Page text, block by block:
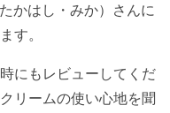
かはし・みか）さんに
す。
にもレビューしてくだ
リームの使い心地を聞